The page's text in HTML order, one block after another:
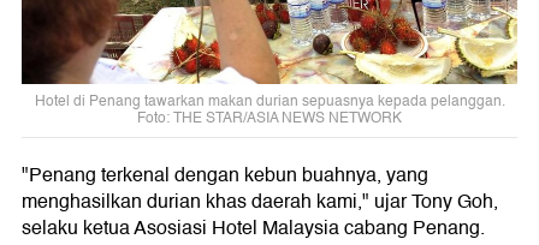
Hotel di Penang tawarkan makan durian sepuasnya kepada pelanggan.
Foto: THE STAR/ASIA NEWS NETWORK
"Penang terkenal dengan kebun buahnya, yang
menghasilkan durian khas daerah kami," ujar Tony Goh,
selaku ketua Asosiasi Hotel Malaysia cabang Penang.